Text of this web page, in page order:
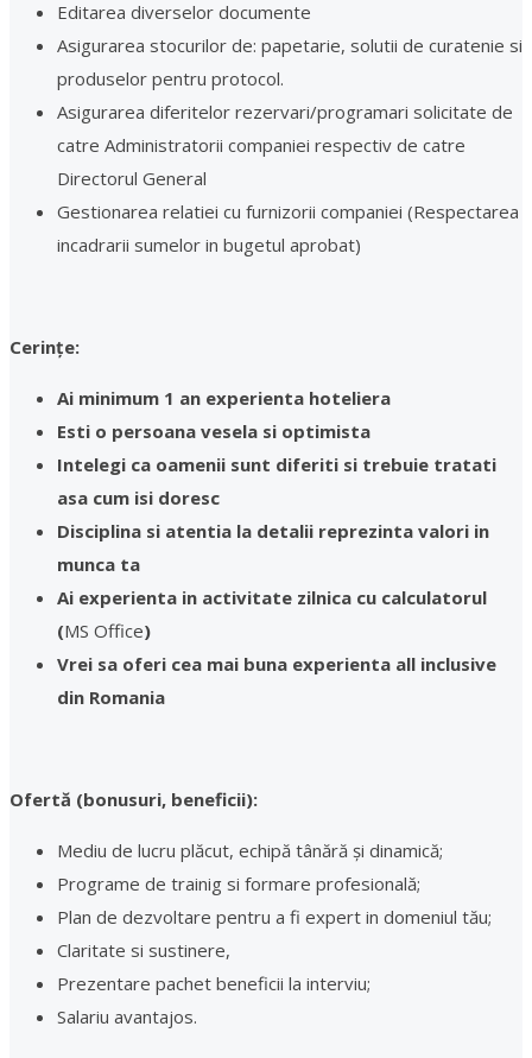
Editarea diverselor documente
Asigurarea stocurilor de: papetarie, solutii de curatenie si
produselor pentru protocol.
Asigurarea diferitelor rezervari/programari solicitate de
catre Administratorii companiei respectiv de catre
Directorul General
Gestionarea relatiei cu furnizorii companiei (Respectarea
incadrarii sumelor in bugetul aprobat)
Cerințe:
Ai minimum 1 an experienta hoteliera
Esti o persoana vesela si optimista
Intelegi ca oamenii sunt diferiti si trebuie tratati
asa cum isi doresc
Disciplina si atentia la detalii reprezinta valori in
munca ta
Ai experienta in activitate zilnica cu calculatorul
(MS Office)
Vrei sa oferi cea mai buna experienta all inclusive
din Romania
Ofertă (bonusuri, beneficii):
Mediu de lucru plăcut, echipă tânără și dinamică;
Programe de trainig si formare profesională;
Plan de dezvoltare pentru a fi expert in domeniul tău;
Claritate si sustinere,
Prezentare pachet beneficii la interviu;
Salariu avantajos.